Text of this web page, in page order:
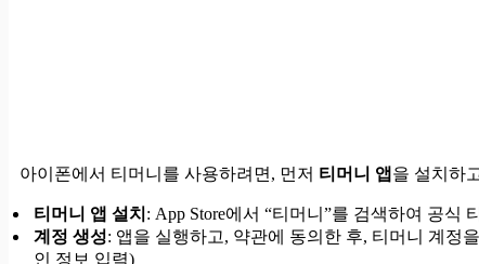
아이폰에서 티머니를 사용하려면, 먼저 티머니 앱 을 설치하
티머니 앱 설치 : App Store에서 “티머니”를 검색하여 공식
계정 생성: 앱을 실행하고, 약관에 동의한 후, 티머니 계정
인 정보 입력)